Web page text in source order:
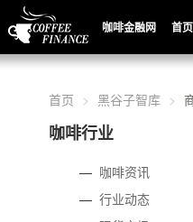
咖啡金融网 首页
首页 黑谷子智库
咖啡行业
— 咖啡资讯
—行业动态